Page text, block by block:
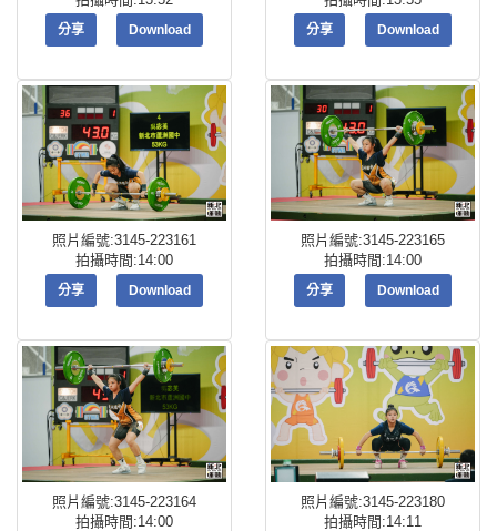
分享 Download 分享 Download
照片編號:3145-223161
拍攝時間:14:00
分享 Download
照片編號:3145-223165
拍攝時間:14:00
分享 Download
照片編號:3145-223164
拍攝時間:14:00
照片編號:3145-223180
拍攝時間:14:11